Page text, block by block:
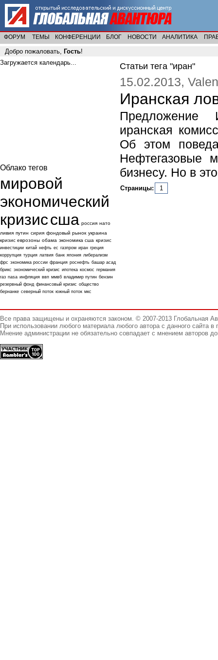
ФОРУМ ТЕМЫ КОНФЕРЕНЦИИ БЛОГ НОВОСТИ АНАЛИТИКА
Добро пожаловать, Гость!
Статьи тега "иран"
15.02.2013,
Иранская
Предложение
иранская
Об этом
Нефтегазовые
бизнесу. Но в
Страницы: 1
Загружается календарь...
Облако тегов
мировой
экономический
кризиссша россия нато
ливия путин сирия фондовый рынок украина
кризис еврозоны обама экономика сша кризис
инвестиции китай нефть ес газпром иран греция
коррупция турция латвия банк япония либерализм
фрс экономика россии франция роснефть башар асад
брикс экономический кризис ипотека космос германия
газ nasa инфляция ввп ммвб владимир путин бензин
резервный фонд финансовый кризис общество
бернанке северный поток южный поток мкс
Все права защищены и охраняются законом. © 2007-2013 Глобальная
При использовании любого материала любого автора с данного сайта
Мнение администрации не обязательно совпадает с мнением авторов